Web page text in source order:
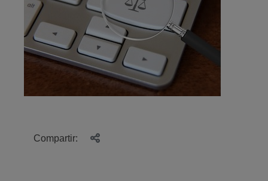
Compartir: